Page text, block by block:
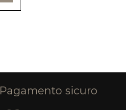
Pagamento sicuro